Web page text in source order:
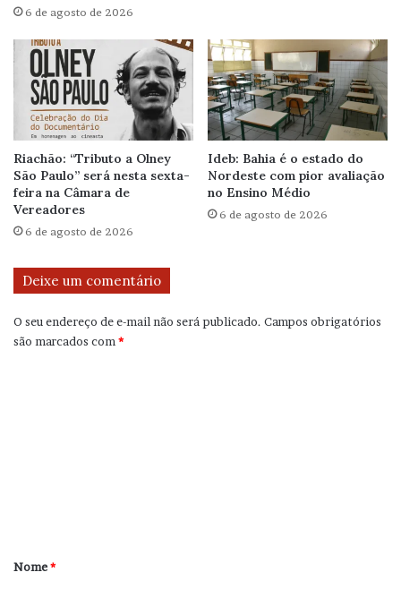
6 de agosto de 2026
Riachão: “Tributo a Olney
São Paulo” será nesta sexta-
feira na Câmara de
Vereadores
6 de agosto de 2026
Ideb: Bahia é o estado do
Nordeste com pior avaliação
no Ensino Médio
6 de agosto de 2026
Deixe um comentário
O seu endereço de e-mail não será publicado. Campos obrigatórios
são marcados com *
r
Nome*